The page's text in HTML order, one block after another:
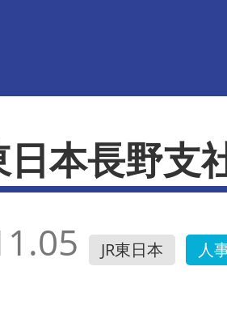
日本長野
JR東日本 人